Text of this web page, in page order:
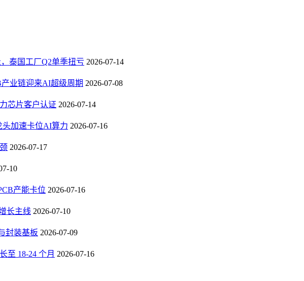
泰国工厂Q2单季扭亏 2026-07-14
业链迎来AI超级周期 2026-07-08
芯片客户认证 2026-07-14
头加速卡位AI算力 2026-07-16
2026-07-17
10
产能卡位 2026-07-16
长主线 2026-07-10
封装基板 2026-07-09
至 18-24 个月 2026-07-16